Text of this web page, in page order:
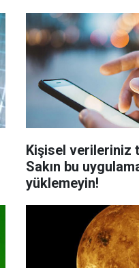
Kişisel verileriniz
Sakın bu
yüklemeyin!